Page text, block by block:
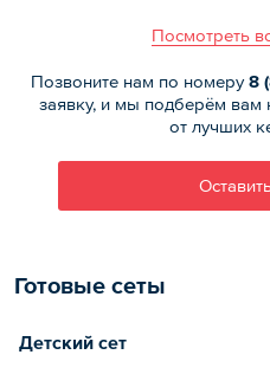
Посмотреть
Позвоните нам по номеру8
заявку, и мы подберём вам
от лучших
Готовые сеты
Детский сет